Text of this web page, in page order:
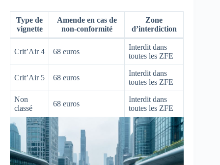
Type de
vignette
Amende en cas de
non-conformité
Zone
d’interdiction
Crit’Air 4 68 euros
Interdit dans
toutes les ZFE
Crit’Air 5 68 euros
Interdit dans
toutes les ZFE
Non
classé
68 euros
Interdit dans
toutes les ZFE